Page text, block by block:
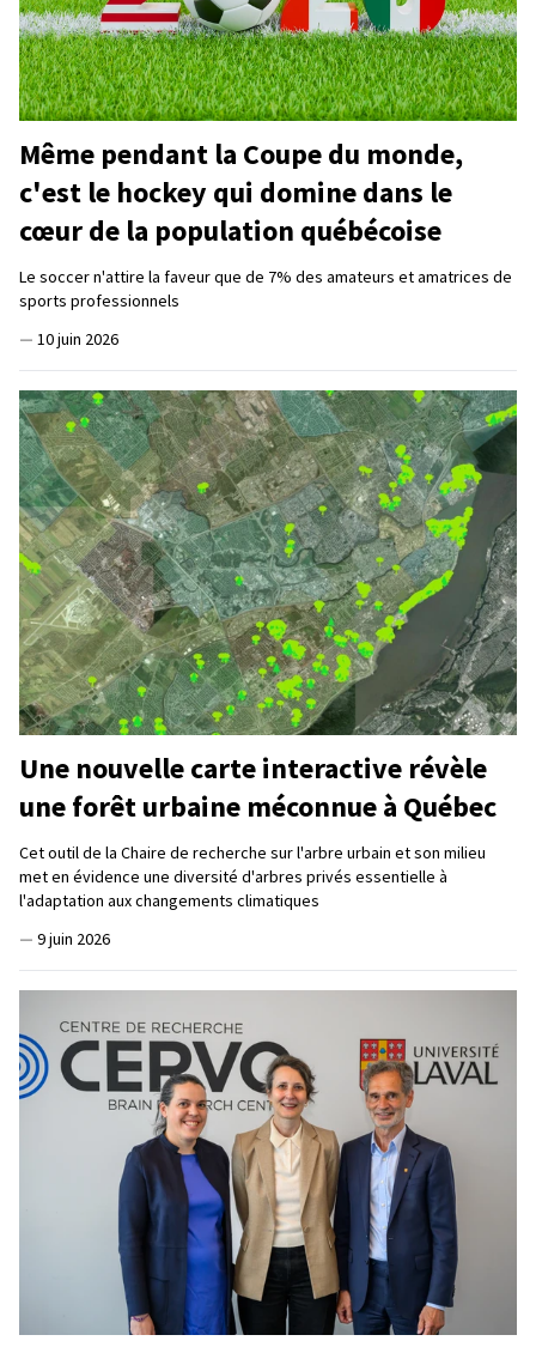
Même pendant la Coupe du monde,
c'est le hockey qui domine dans le
cœur de la population québécoise
Le soccer n'attire la faveur que de 7% des amateurs et amatrices de
sports professionnels
— 10 juin 2026
Une nouvelle carte interactive révèle
une forêt urbaine méconnue à Québec
Cet outil de la Chaire de recherche sur l'arbre urbain et son milieu
met en évidence une diversité d'arbres privés essentielle à
l'adaptation aux changements climatiques
— 9 juin 2026